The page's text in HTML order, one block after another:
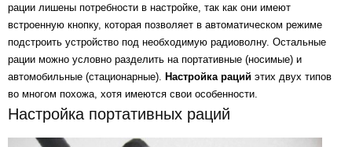
рации лишены потребности в настройке, так как они имеют
встроенную кнопку, которая позволяет в автоматическом режиме
подстроить устройство под необходимую радиоволну. Остальные
рации можно условно разделить на портативные (носимые) и
автомобильные (стационарные). Настройка раций этих двух типов
во многом похожа, хотя имеются свои особенности.
Настройка портативных раций